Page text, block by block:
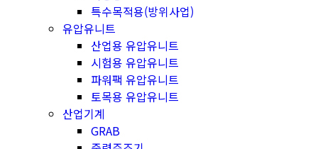
특수목적용(방위사업)
유압유니트
산업용 유압유니트
시험용 유압유니트
파워팩 유압유니트
토목용 유압유니트
산업기계
GRAB